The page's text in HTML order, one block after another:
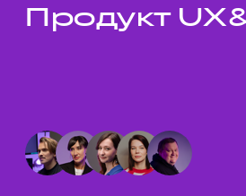
Темы докладов
Продукт